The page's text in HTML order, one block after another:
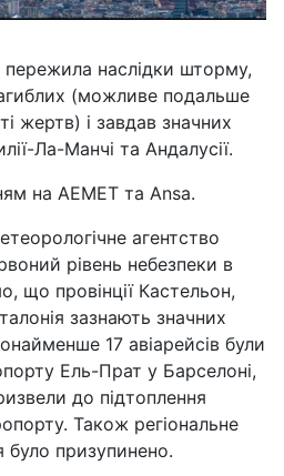
пережила наслідки шторму,
(можливе подальше
жертв) і завдав значних
Ла-Манчі та Андалусії.
на AEMET та Ansa.
агентство
рівень небезпеки в
що провінції Кастельон,
зазнають значних
17 авіарейсів були
Ель-Прат у Барселоні,
до підтоплення
Також регіональне
було призупинено.